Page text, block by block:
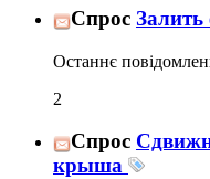
Спрос
Останнє
2
Спрос
крыша